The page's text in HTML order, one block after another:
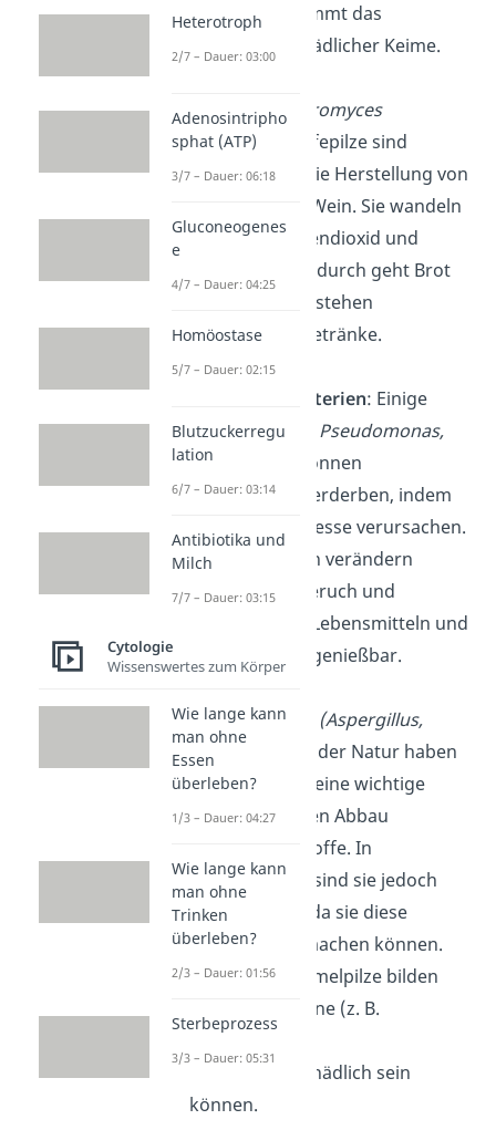
Milchsäure hemmt das
Wachstum schädlicher Keime.
Hefen(Saccharomyces
cerevisiae):
Hefepilze sind
essenziell für die Herstellung von
Brot, Bier und Wein. Sie wandeln
Zucker in Kohlendioxid und
Alkohol um. Dadurch geht Brot
auf bzw. es entstehen
alkoholische Getränke.
Verderbnisbakterien: Einige
Bakterien (z. B. Pseudomonas,
Clostridium
) können
Lebensmittel verderben, indem
sie Fäulnisprozesse verursachen.
Diese Bakterien verändern
Geschmack, Geruch und
Aussehen von Lebensmitteln und
machen sie ungenießbar.
Schimmelpilze
(Aspergillus,
Penicillium):
In der Natur haben
Schimmelpilze eine wichtige
Funktion für den Abbau
organischer Stoffe. In
Lebensmitteln sind sie jedoch
unerwünscht, da sie diese
ungenießbar machen können.
Manche Schimmelpilze bilden
außerdem Toxine (z. B.
Aflatoxine), die
gesundheitsschädlich sein
können.
Heterotroph
2/7 – Dauer: 03:00
Adenosintripho
sphat (ATP)
3/7 – Dauer: 06:18
Gluconeogenes
e
4/7 – Dauer: 04:25
Homöostase
5/7 – Dauer: 02:15
Blutzuckerregu
lation
6/7 – Dauer: 03:14
Antibiotika und
Milch
7/7 – Dauer: 03:15
Cytologie
Wissenswertes zum Körper
Wie lange kann
man ohne
Essen
überleben?
1/3 – Dauer: 04:27
Wie lange kann
man ohne
Trinken
überleben?
2/3 – Dauer: 01:56
Sterbeprozess
3/3 – Dauer: 05:31